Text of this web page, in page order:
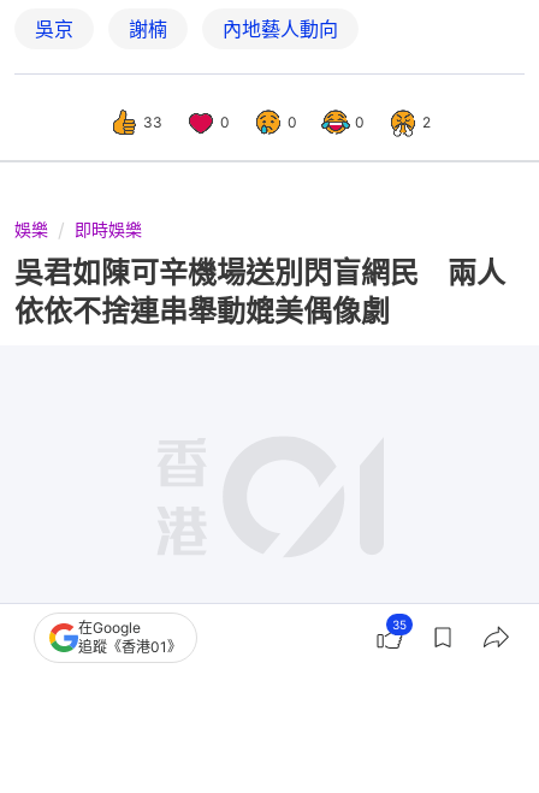
吳京 謝楠 內地藝人動向
33 0 0 0 2
娛樂 即時娛樂
吳君如陳可辛機場送別閃盲網民 兩人
依依不捨連串舉動媲美偶像劇
在Google
追蹤《香港01》
35